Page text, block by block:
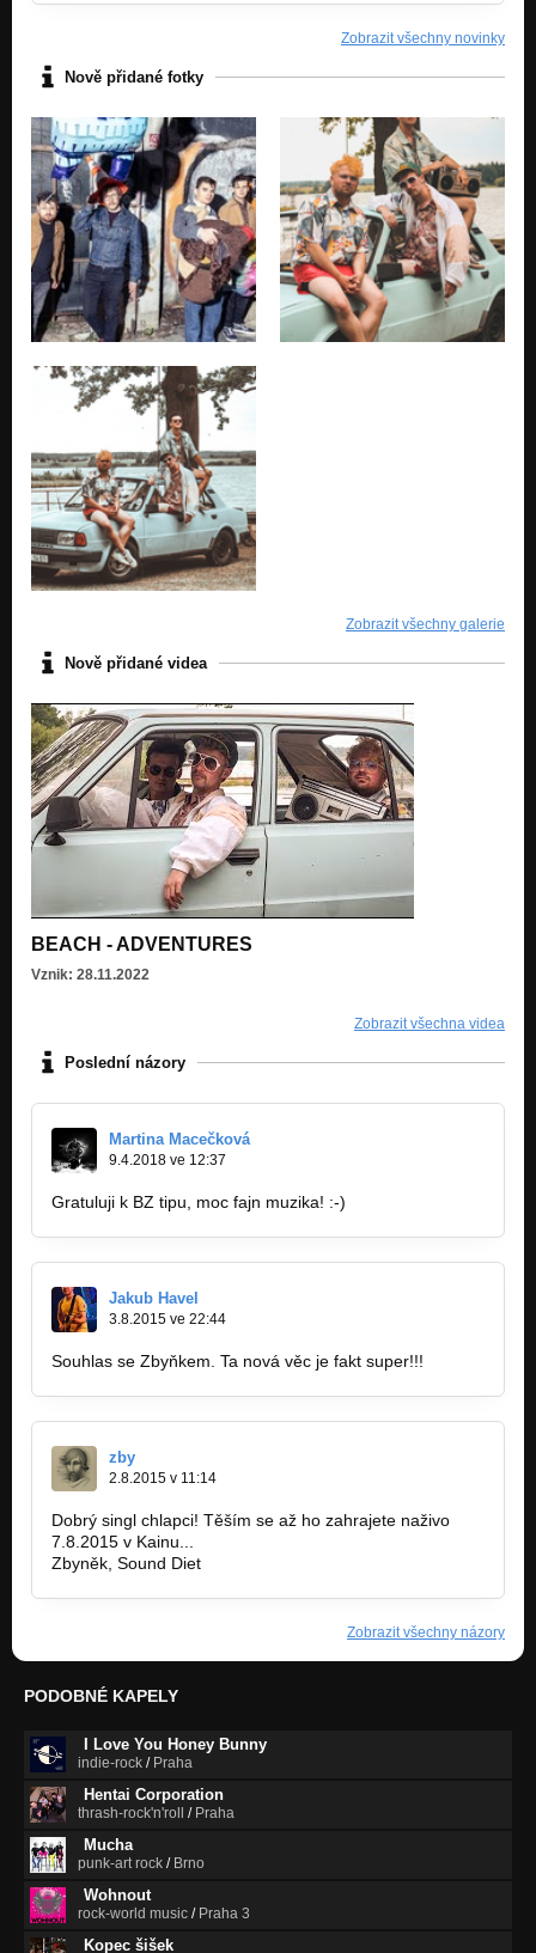
Zobrazit všechny novinky
Nově přidané fotky
Zobrazit všechny galerie
Nově přidané videa
BEACH - ADVENTURES
Vznik: 28.11.2022
Zobrazit všechna videa
Poslední názory
Martina Macečková
9.4.2018 ve 12:37
Gratuluji k BZ tipu, moc fajn muzika! :-)
Jakub Havel
3.8.2015 ve 22:44
Souhlas se Zbyňkem. Ta nová věc je fakt super!!!
zby
2.8.2015 v 11:14
Dobrý singl chlapci! Těším se až ho zahrajete naživo
7.8.2015 v Kainu...
Zbyněk, Sound Diet
Zobrazit všechny názory
PODOBNÉ KAPELY
I Love You Honey Bunny
indie-rock / Praha
Hentai Corporation
thrash-rock'n'roll / Praha
Mucha
punk-art rock / Brno
Wohnout
rock-world music / Praha 3
Kopec šišek